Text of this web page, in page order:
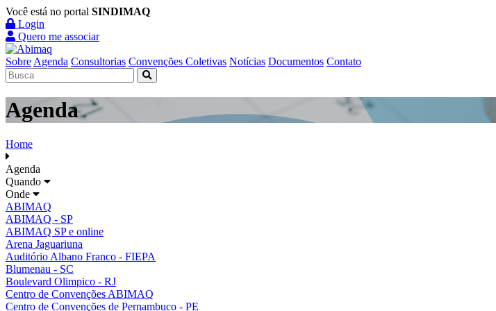
Você está no portal SINDIMAQ
Login
Quero me associar
Sobre Agenda Consultorias Convenções Coletivas Notícias Documentos Contato
Agenda
Home
Agenda
Quando
Onde
ABIMAQ
ABIMAQ - SP
ABIMAQ SP e online
Arena Jaguariuna
Auditório Albano Franco - FIEPA
Blumenau - SC
Boulevard Olimpico - RJ
Centro de Convenções ABIMAQ
Centro de Convenções de Pernambuco - PE